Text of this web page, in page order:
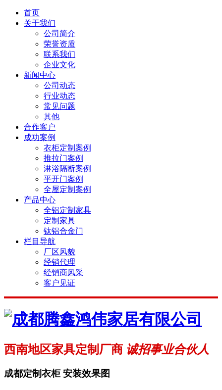
首页
关于我们
公司简介
荣誉资质
联系我们
企业文化
新闻中心
公司动态
行业动态
常见问题
其他
合作客户
成功案例
衣柜定制案例
推拉门案例
淋浴隔断案例
平开门案例
全屋定制案例
产品中心
全铝定制家具
定制家具
钛铝合金门
栏目导航
厂区风貌
经销代理
经销商风采
客户见证
西南地区家具定制厂商 诚招事业合伙人
成都定制衣柜 安装效果图